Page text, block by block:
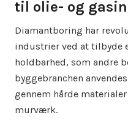
til olie- og
Diamantboring har
industrier ved at tilbyde
holdbarhed, som andre
byggebranchen
gennem hårde
murværk.